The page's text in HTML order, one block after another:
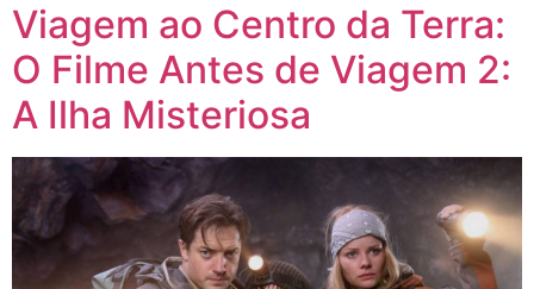
Viagem ao Centro da Terra:
O Filme Antes de Viagem 2:
A Ilha Misteriosa